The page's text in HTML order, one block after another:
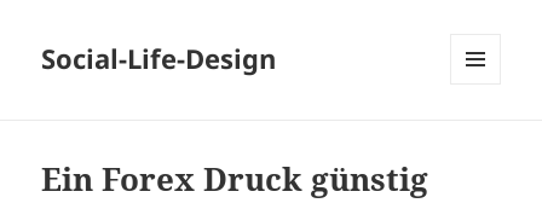
Social-Life-Design
Ein Forex Druck günstig